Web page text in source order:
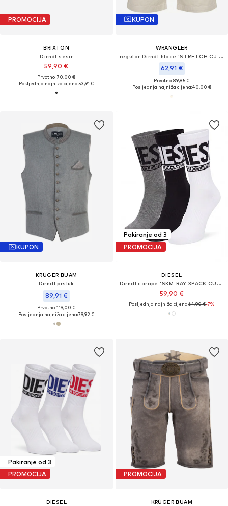
PROMOCIJA
BRIXTON
Dirndl šešir
59,90 €
Prvotno: 70,00 €
Posljednja najniža cijena:53,91 €
KUPON
WRANGLER
regular Dirndl hlače 'STRETCH CJ CHINO SHORTS PELICAN'
62,91 €
Prvotno: 89,85 €
Posljednja najniža cijena:40,00 €
KUPON
KRÜGER BUAM
Dirndl prsluk
89,91 €
Prvotno: 119,00 €
Posljednja najniža cijena:79,92 €
Pakiranje od 3
PROMOCIJA
DIESEL
Dirndl čarape 'SKM-RAY-3PACK-CUSHIONED'
59,90 €
Posljednja najniža cijena:64,90 €-7%
Pakiranje od 3
PROMOCIJA
DIESEL
PROMOCIJA
KRÜGER BUAM